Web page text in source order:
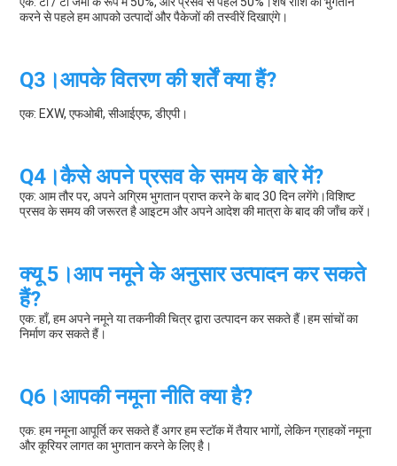
करने से पहले हम आपको उत्पादों और पैकेजों की तस्वीरें दिखाएंगे।
Q3।आपके वितरण की शर्तें क्या हैं?
एक: EXW, एफओबी, सीआईएफ, डीएपी।
Q4।कैसे अपने प्रसव के समय के बारे में?
एक: आम तौर पर, अपने अग्रिम भुगतान प्राप्त करने के बाद 30 दिन लगेंगे।विशिष्ट
प्रसव के समय की जरूरत है आइटम और अपने आदेश की मात्रा के बाद की जाँच करें।
क्यू 5।आप नमूने के अनुसार उत्पादन कर सकते
हैं?
एक: हाँ, हम अपने नमूने या तकनीकी चित्र द्वारा उत्पादन कर सकते हैं।हम सांचों का
निर्माण कर सकते हैं।
Q6।आपकी नमूना नीति क्या है?
एक: हम नमूना आपूर्ति कर सकते हैं अगर हम स्टॉक में तैयार भागों, लेकिन ग्राहकों नमूना
और कूरियर लागत का भुगतान करने के लिए है।